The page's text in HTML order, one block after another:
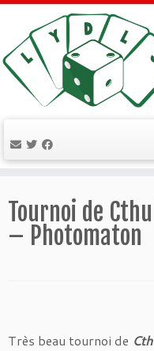
au
contenu
Tournoi de
– Photomaton
Très beau tournoi de